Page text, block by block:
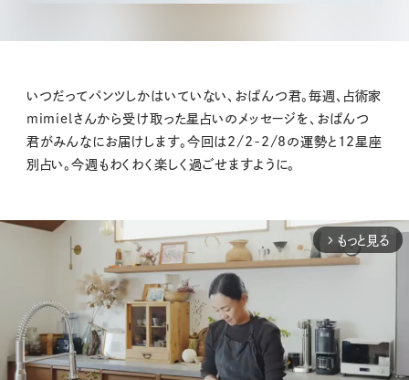
いつだってパンツしかはいていない、おぱんつ君。毎週、占術家
mimielさんから受け取った星占いのメッセージを、おぱんつ
君がみんなにお届けします。今回は2/2-2/8の運勢と12星座
別占い。今週もわくわく楽しく過ごせますように。
arrow_forward_ios もっと見る